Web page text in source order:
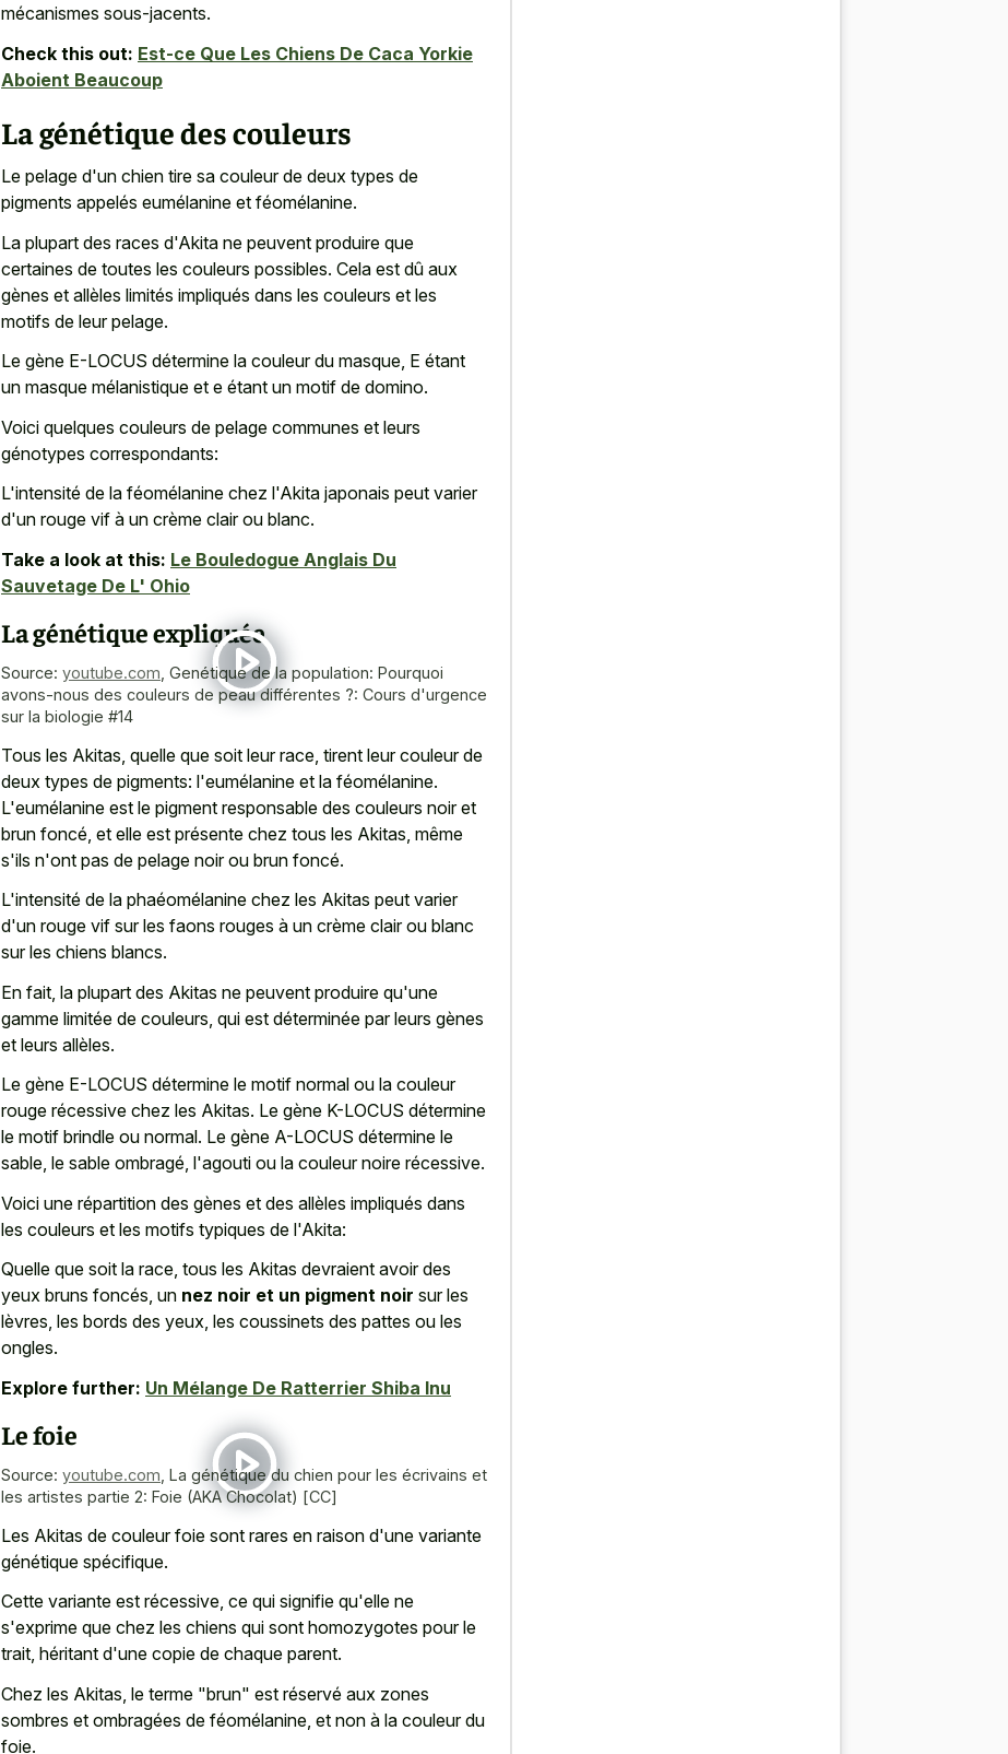
mécanismes sous-jacents.
Check this out: Est-ce Que Les Chiens De Caca Yorkie
Aboient Beaucoup
La génétique des couleurs
Le pelage d'un chien tire sa couleur de deux types de
pigments appelés eumélanine et féomélanine.
La plupart des races d'Akita ne peuvent produire que
certaines de toutes les couleurs possibles. Cela est dû aux
gènes et allèles limités impliqués dans les couleurs et les
motifs de leur pelage.
Le gène E-LOCUS détermine la couleur du masque, E étant
un masque mélanistique et e étant un motif de domino.
Voici quelques couleurs de pelage communes et leurs
génotypes correspondants:
L'intensité de la féomélanine chez l'Akita japonais peut varier
d'un rouge vif à un crème clair ou blanc.
Take a look at this: Le Bouledogue Anglais Du
Sauvetage De L' Ohio
La génétique expliquée
Source: youtube.com Genétique de la population: Pourquoi
avons-nous des couleurs de peau différentes ?: Cours d'urgence
sur la biologie #14
Tous les Akitas, quelle que soit leur race, tirent leur couleur de
deux types de pigments: l'eumélanine et la féomélanine.
L'eumélanine est le pigment responsable des couleurs noiret
brun foncé, et elle est présente chez tous les Akitas, même
s'ils n'ont pas de pelage noir ou brun foncé.
L'intensité de la phaéomélanine chez les Akitas peut varier
d'un rouge vif sur les faons rouges à un crème clair ou blanc
sur les chiens blancs.
En fait, la plupart des Akitas ne peuvent produire qu'une
gamme limitée de couleurs, qui est déterminée par leurs gènes
et leurs allèles.
Le gène E-LOCUS détermine le motif normal ou la couleur
rouge récessive chez les Akitas. Le gène K-LOCUS détermine
le motif brindle ou normal. Le gène A-LOCUS détermine le
sable, le sable ombragé, l'agouti ou la couleur noire récessive.
Voici une répartition des gènes et des allèles impliqués dans
les couleurs et les motifs typiques de l'Akita:
Quelle que soit la race, tous les Akitas devraient avoir des
yeux bruns foncés, un nez noir et un pigment noir sur les
lèvres, les bords des yeux, les coussinets des pattes ou les
ongles.
Explore further: Un Mélange De Ratterrier Shiba Inu
Le foie
Source: youtube.com La génétique du chien pour les écrivains et
les artistes partie 2: Foie (AKA Chocolat) [CC]
Les Akitas de couleur foie sont rares en raison d'une variante
génétique spécifique.
Cette variante est récessive, ce qui signifie qu'elle ne
s'exprime que chez les chiens qui sont homozygotes pour le
trait, héritant d'une copie de chaque parent.
Chez les Akitas, le terme "brun" est réservé aux zones
sombres et ombragées de féomélanine, et non à la couleur du
foie.